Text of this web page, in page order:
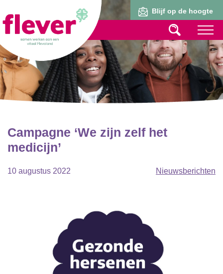
Blijf op de hoogte
Campagne ‘We zijn zelf het
medicijn’
10 augustus 2022 Nieuwsberichten